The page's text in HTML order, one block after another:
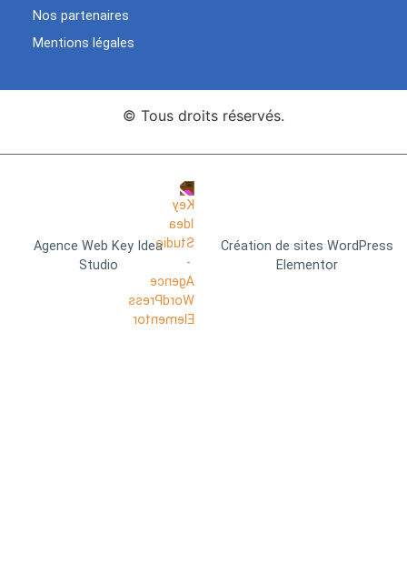
Nos partenaires
Mentions légales
© Tous droits réservés.
Agence Web Key Idea
Studio
Création de sites WordPress
Elementor